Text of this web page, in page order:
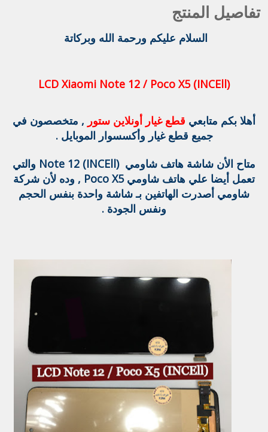
تفاصيل المنتج
السلام عليكم ورحمة الله وبركاتة
LCD Xiaomi Note 12 / Poco X5 (INCEll)
أهلا بكم متابعي قطع غيار أونلاين ستور , متخصصون في
جميع قطع غيار وأكسسوار الموبايل .
متاح الأن شاشة هاتف شاومي Note 12 (INCEll) والتي
تعمل أيضا علي هاتف شاومي Poco X5 , وده لأن شركة
شاومي أصدرت الهاتفين بـ شاشة واحدة بنفس الحجم
ونفس الجودة .